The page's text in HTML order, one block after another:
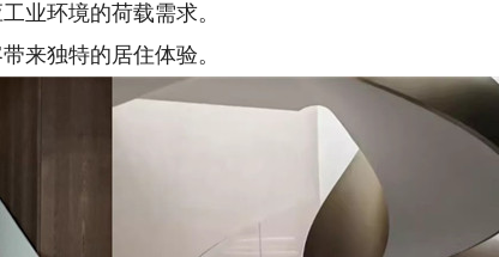
业环境的荷载需求。
来独特的居住体验。